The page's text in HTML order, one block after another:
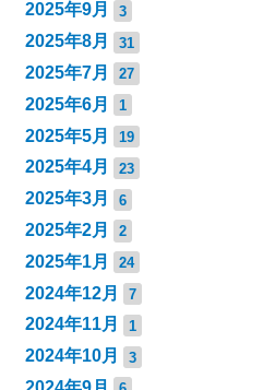
2025年9月 3
2025年8月 31
2025年7月 27
2025年6月 1
2025年5月 19
2025年4月 23
2025年3月 6
2025年2月 2
2025年1月 24
2024年12月 7
2024年11月 1
2024年10月 3